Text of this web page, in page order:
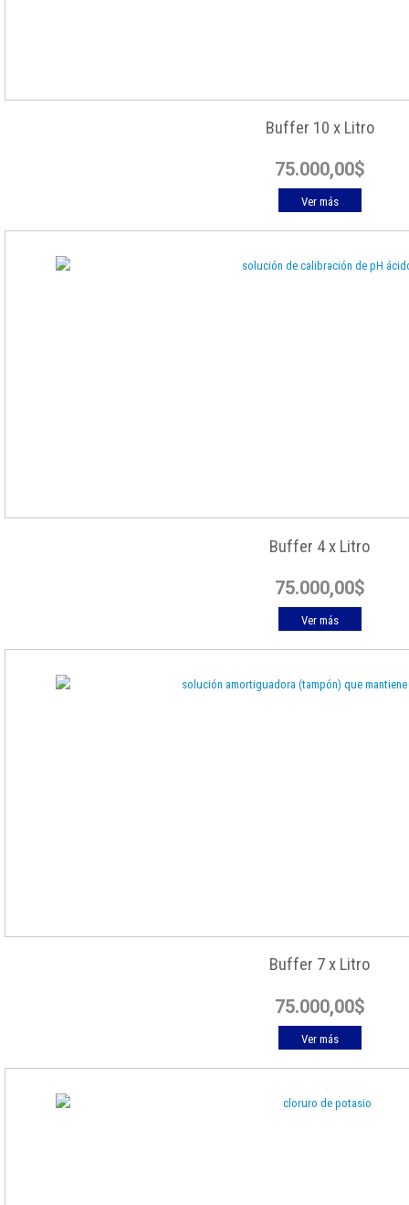
Buffer 10 x Litro
75.000,00$
Ver más
Buffer 4 x Litro
75.000,00$
Ver más
Buffer 7 x Litro
75.000,00$
Ver más